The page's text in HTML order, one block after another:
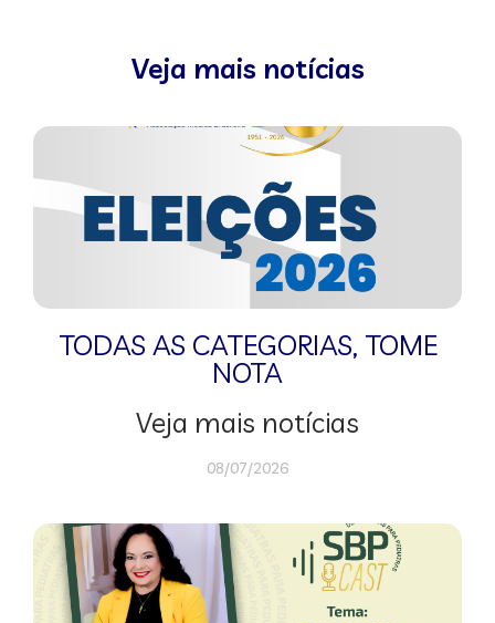
Veja mais notícias
TODAS AS CATEGORIAS, TOME
NOTA
Veja mais notícias
08/07/2026